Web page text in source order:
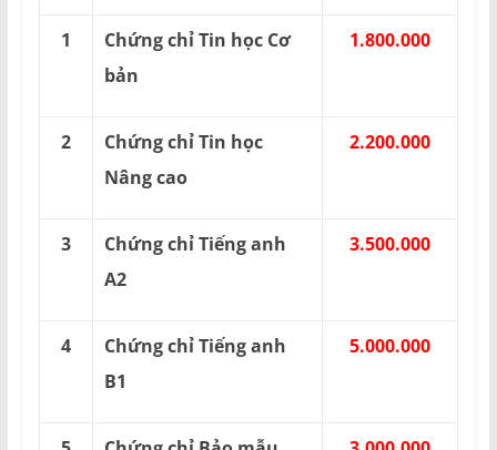
1
Chứng chỉ Tin học Cơ
bản
1.800.000
2
Chứng chỉ Tin học
Nâng cao
2.200.000
3
Chứng chỉ Tiếng anh
A2
3.500.000
4
Chứng chỉ Tiếng anh
B1
5.000.000